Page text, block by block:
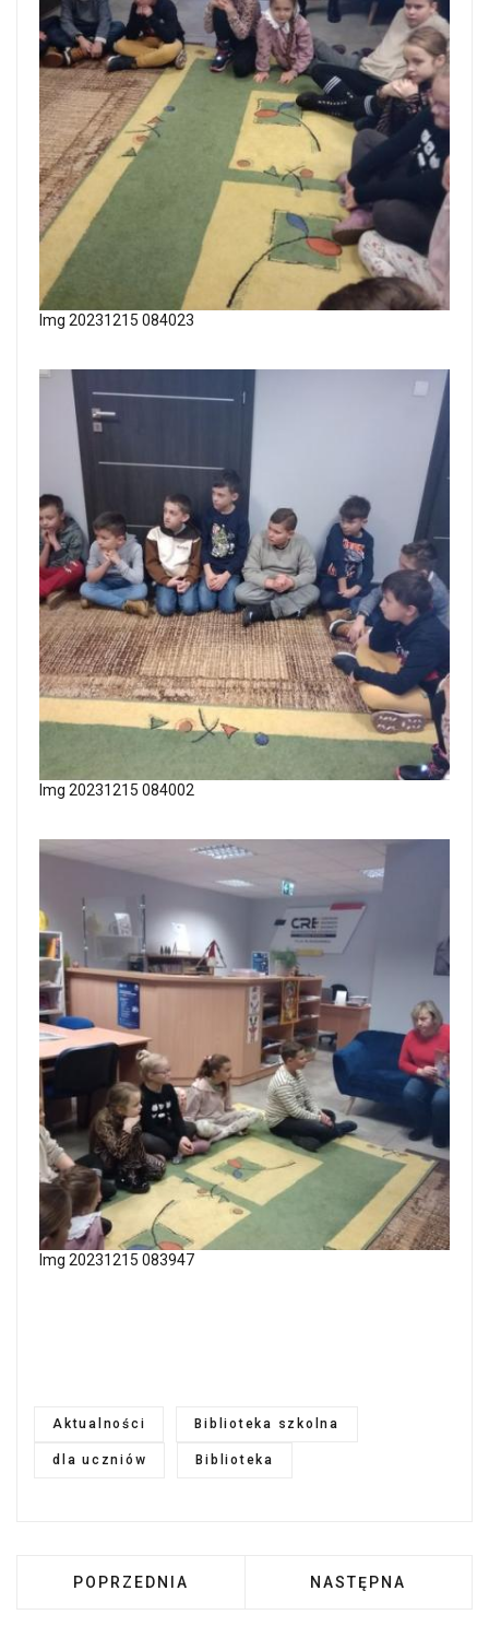
Img 20231215 084023
Img 20231215 084002
Img 20231215 083947
Aktualności Biblioteka szkolna
dla uczniów Biblioteka
POPRZEDNIA STRONA: WYSTAWA W
POPRZEDNIA NASTĘPNA
NASTĘPNA